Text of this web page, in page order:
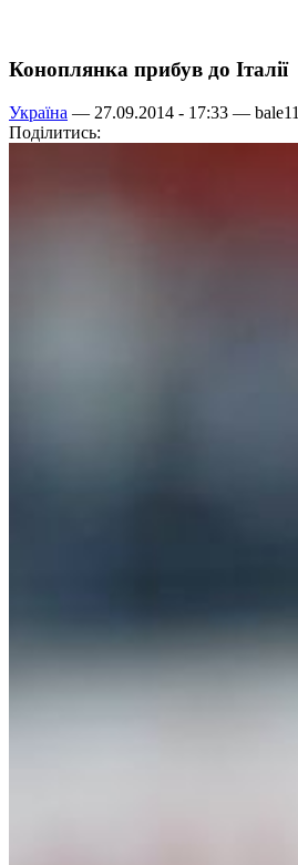
Коноплянка прибув до Італії
Україна — 27.09.2014 - 17:33 — bale11
Поділитись: